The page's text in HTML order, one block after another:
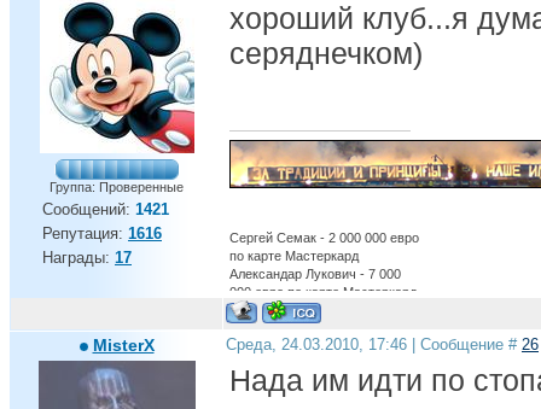
Группа: Проверенные
Сообщений: 1421
Репутация: 1616
Награды: 17
хороший клуб...я
серяднечком)
Сергей Семак - 2 000 000 евро
по карте Мастеркард
Александар Лукович - 7 000
000 евро по карте Мастеркард
Александр Бухаров - 12 000
000 евро по карте Мастеркард
Бруно Алвеш - 22 000 000 евро
обосраться в ЛЧ - бесценно
Есть вещи которые нельзя
MisterX Среда, 24.03.2010, 17:46 | Сообщение # 26
Нада им идти по